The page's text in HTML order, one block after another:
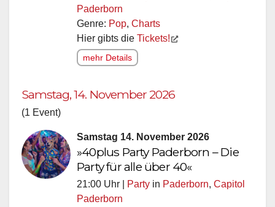
Paderborn
Genre: Pop, Charts
Hier gibts die Tickets!
mehr Details
Samstag, 14. November 2026
(1 Event)
Samstag 14. November 2026
»40plus Party Paderborn – Die
Party für alle über 40«
21:00 Uhr | Party in Paderborn, Capitol
Paderborn